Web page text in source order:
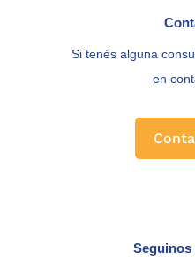
Si tenés alguna
en
Seguinos